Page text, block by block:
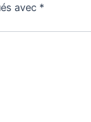
avec *